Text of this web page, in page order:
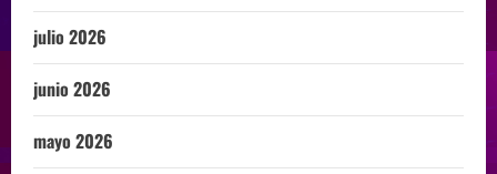
julio 2026
junio 2026
mayo 2026